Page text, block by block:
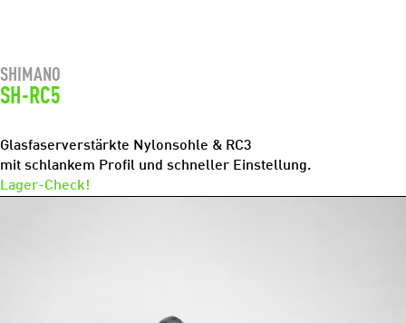
SHIMANO
SH-RC5
Glasfaserverstärkte Nylonsohle & RC3
mit schlankem Profil und schneller Einstellung.
Lager-Check!